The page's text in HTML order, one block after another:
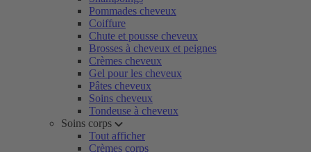
Pommades cheveux
Coiffure
Chute et pousse cheveux
Brosses à cheveux et peignes
Crèmes cheveux
Gel pour les cheveux
Pâtes cheveux
Soins cheveux
Tondeuse à cheveux
Soins corps
Tout afficher
Crèmes corps